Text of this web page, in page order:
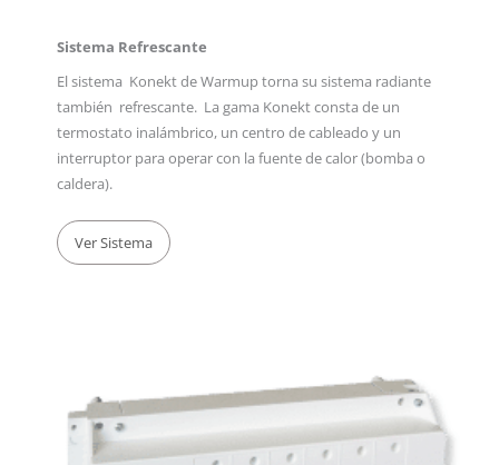
Sistema Refrescante
El sistema Konekt de Warmup torna su sistema radiante
también refrescante. La gama Konekt consta de un
termostato inalámbrico, un centro de cableado y un
interruptor para operar con la fuente de calor (bomba o
caldera).
Ver Sistema